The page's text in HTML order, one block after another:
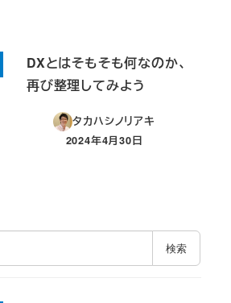
DXとはそもそも何なのか、
再び整理してみよう
タカハシノリアキ
投稿日
2024年4月30日
検索